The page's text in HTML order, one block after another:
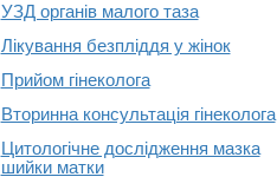
УЗД органів малого таза
Лікування безпліддя у жінок
Прийом гінеколога
Вторинна консультація гінеколога
Цитологічне дослідження мазка
шийки матки